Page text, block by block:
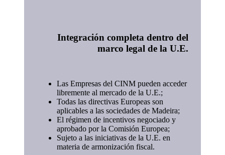
Integración completa dentro del
marco legal de la U.E.
Las Empresas del CINM pueden acceder
libremente al mercado de la U.E.;
Todas las directivas Europeas son
aplicables a las sociedades de Madeira;
El régimen de incentivos negociado y
aprobado por la Comisión Europea;
Sujeto a las iniciativas de la U.E. en
materia de armonización fiscal.